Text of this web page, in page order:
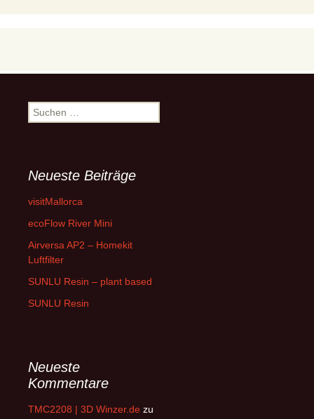
Suchen
nach:
Neueste Beiträge
visitMallorca
ecoFlow River Mini
Airversa AP2 – Homekit
Luftfilter
SUNLU Resin – plant based
SUNLU Resin
Neueste
Kommentare
TMC2208 | 3D Winzer.de zu